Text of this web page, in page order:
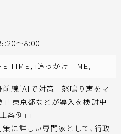
～8:00
TIME,」追っかけTIME,
前線"AIで対策 怒鳴り声をマ
「東京都などが導入を検討中
条例」」
に詳しい専門家として、行政